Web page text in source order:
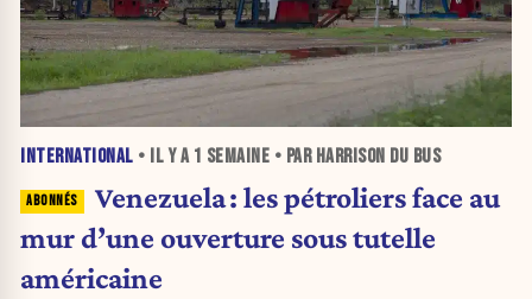
INTERNATIONAL • IL Y A 1 SEMAINE • PAR HARRISON DU BUS
Venezuela : les pétroliers face au
mur d’une ouverture sous tutelle
américaine